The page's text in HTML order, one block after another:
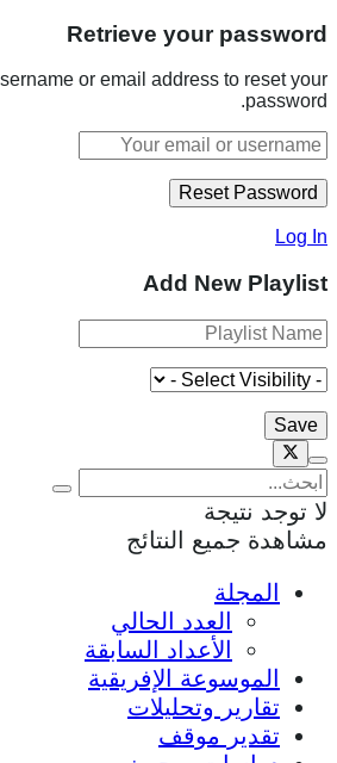
Retrieve your password
or email address to reset your
password.
Log In
Add New Playlist
لا توجد نتيجة
مشاهدة جميع النتائج
المجلة
العدد الحالي
الأعداد السابقة
الموسوعة الإفريقية
تقارير وتحليلات
تقدير موقف